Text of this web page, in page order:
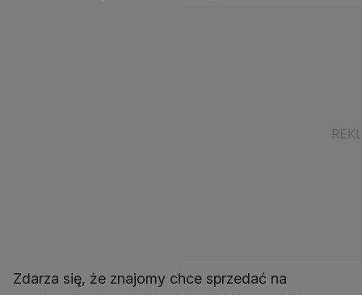
Zdarza się, że znajomy chce sprzedać na